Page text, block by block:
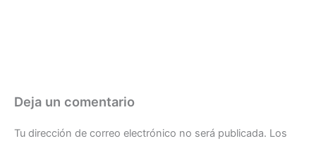
Deja un comentario
Tu dirección de correo electrónico no será publicada. Los